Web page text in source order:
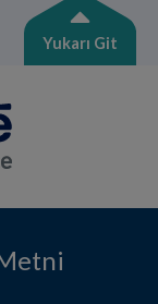
Yukarı Git